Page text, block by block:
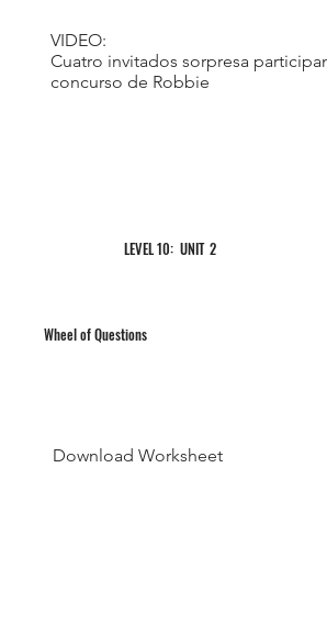
LEVEL 10: UNIT 2
Download Worksheet
Wheel of Questions
VIDEO:
Cuatro invitados sorpresa
concurso de Robbie